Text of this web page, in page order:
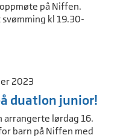
på Niffen.
kl 19.30-
2023
duatlon junior!
lørdag 16.
barn på Niffen med